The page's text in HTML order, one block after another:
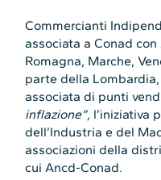
Commercianti
associata a Conad
Romagna, Marche,
parte della
associata di punti
inflazione”, l’iniziativa
dell’Industria e del
associazioni della
cui Ancd-Conad.